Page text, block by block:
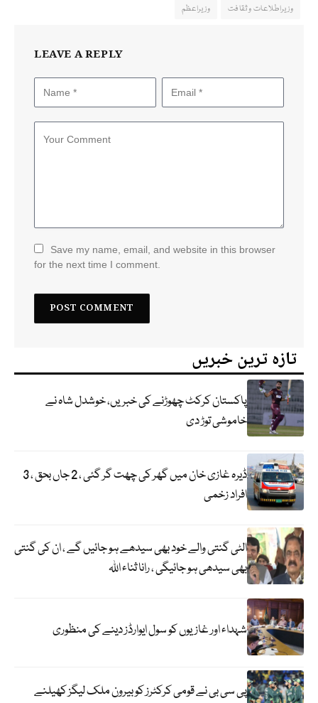
وزیراطلاعات و ثقافت
وزیراعظم
LEAVE A REPLY
Save my name, email, and website in this browser
for the next time I comment.
تازہ ترین خبریں
پاکستان کرکٹ چھوڑنے کی خبریں، خوشدل شاہ نے
خاموشی توڑ دی
ڈیرہ غازی خان میں گھر کی چھت گر گئی ، 2 جاں بحق ، 3
افراد زخمی
الٹی گنتی والے خود بھی سیدھے ہو جائیں گے ، ان کی گنتی
بھی سیدھی ہو جائیگی ، رانا ثناء اللہ
شہداء اور غازیوں کو سول ایوارڈز دینے کی منظوری
پی سی بی نے قومی کرکٹرز کو بیرون ملک لیگز کھیلنے